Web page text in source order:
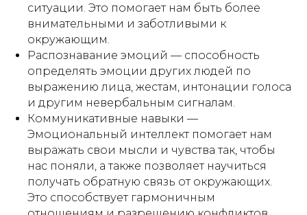
ситуации. Это помогает нам быть более
внимательными и заботливыми к
окружающим.
Распознавание эмоций — способность
определять эмоции других людей по
выражению лица, жестам, интонации голоса
и другим невербальным сигналам.
Коммуникативные навыки —
Эмоциональный интеллект помогает нам
выражать свои мысли и чувства так, чтобы
нас поняли, а также позволяет научиться
получать обратную связь от окружающих.
Это способствует гармоничным